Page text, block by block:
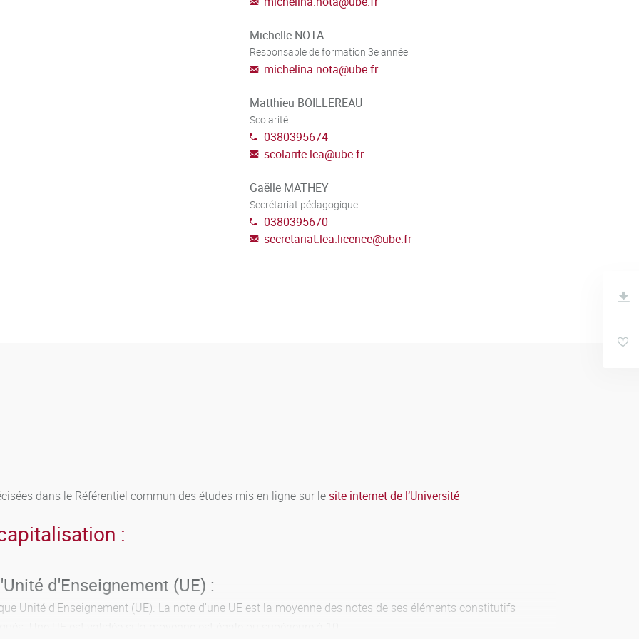
Michelle NOTA
Responsable de formation 3e année
michelina.nota@ube.fr
Matthieu BOILLEREAU
Scolarité
0380395674
scolarite.lea@ube.fr
Gaëlle MATHEY
Secrétariat pédagogique
0380395670
secretariat.lea.licence@ube.fr
dans le Référentiel commun des études mis en ligne sur lesite internet de l’Université
:
d'Enseignement (UE) :
Unité d'Enseignement (UE). La note d'une UE est la moyenne des notes de ses éléments constitutifs